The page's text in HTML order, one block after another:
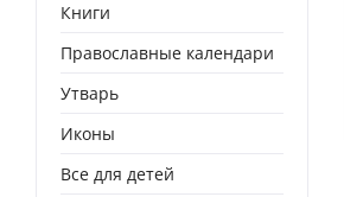
Книги
Православные календари
Утварь
Иконы
Все для детей